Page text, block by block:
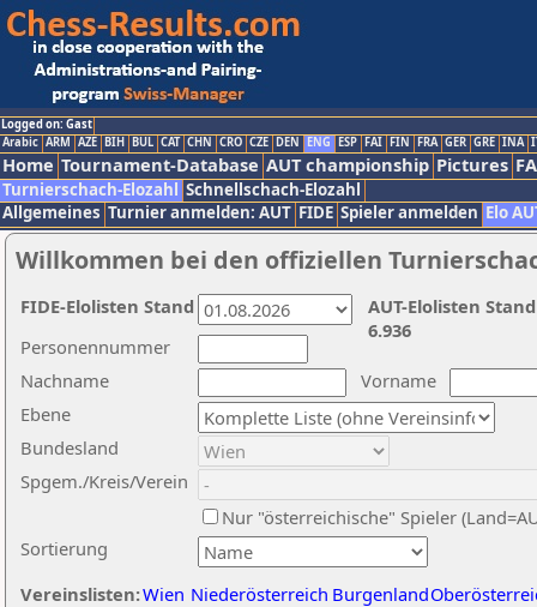
Logged on: Gast
Arabic ARM AZE BIH BUL CAT CHN CRO CZE DEN ENG ESP FAI FIN FRA GER GRE INA
Home Tournament-Database AUT championship Pictures
Turnierschach-Elozahl Schnellschach-Elozahl
Allgemeines Turnier anmelden: AUT FIDE Spieler anmelden Elo
Willkommen bei den offiziellen
Nachname
Vorname
Ebene
Sortierung
Personennummer
Bundesland
Spgem./Kreis/Verein
Nur "österreichische" Spieler
Vereinslisten:Wien Niederösterreich Burgenland
AUT-Elolisten
6.936
FIDE-Elolisten Stand